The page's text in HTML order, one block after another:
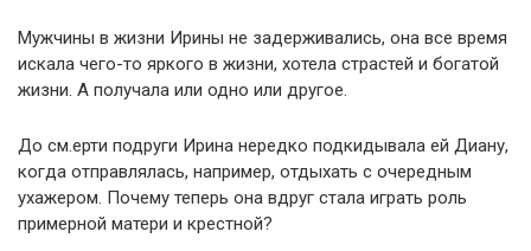
Мужчины в жизни Ирины не задерживались, она все время
искала чего-то яркого в жизни, хотела страстей и богатой
жизни. А получала или одно или другое.
До см.ерти подруги Ирина нередко подкидывала ей Диану,
когда отправлялась, например, отдыхать с очередным
ухажером. Почему теперь она вдруг стала играть роль
примерной матери и крестной?